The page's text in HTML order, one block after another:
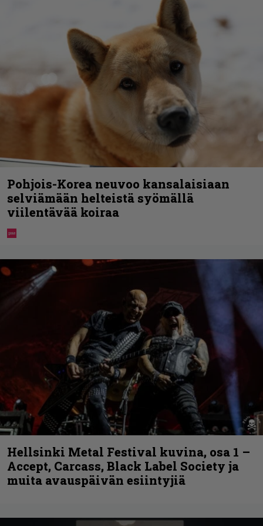
Pohjois-Korea neuvoo kansalaisiaan
selviämään helteistä syömällä
viilentävää koiraa
Hellsinki Metal Festival kuvina, osa 1 –
Accept, Carcass, Black Label Society ja
muita avauspäivän esiintyjiä